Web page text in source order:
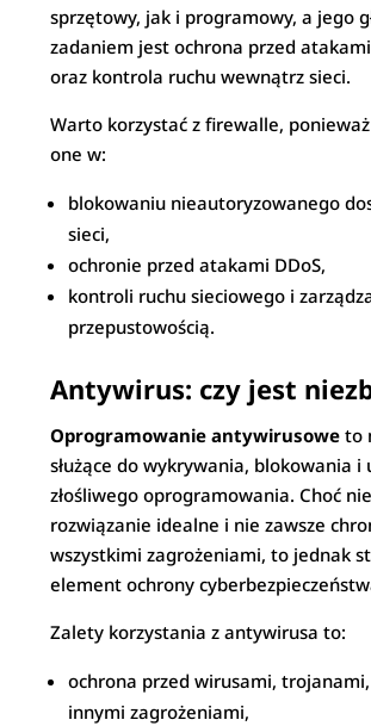
sprzętowy, jak i programowy, a jego
zadaniem jest ochrona przed
oraz kontrola ruchu wewnątrz sieci.
Warto korzystać z firewalle,
one w:
blokowaniu nieautoryzowanego
sieci,
ochronie przed atakami DDoS,
kontroli ruchu sieciowego i
przepustowością.
Antywirus: czy jest
Oprogramowanie antywirusowe to
służące do wykrywania, blokowania i
złośliwego oprogramowania. Choć
rozwiązanie idealne i nie zawsze
wszystkimi zagrożeniami, to jednak
element ochrony
Zalety korzystania z antywirusa to:
ochrona przed wirusami,
innymi zagrożeniami,